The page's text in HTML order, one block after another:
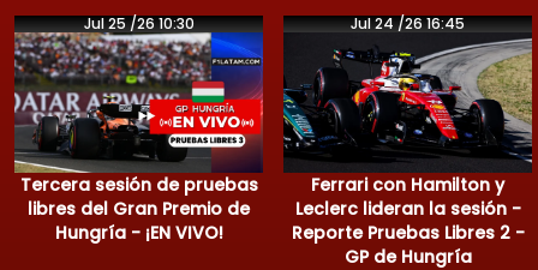
Jul 25 /26 10:30
Tercera sesión de pruebas
libres del Gran Premio de
Hungría - ¡EN VIVO!
Jul 24 /26 16:45
Ferrari con Hamilton y
Leclerc lideran la sesión -
Reporte Pruebas Libres 2 -
GP de Hungría